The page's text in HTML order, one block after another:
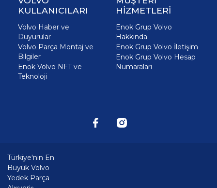
KULLANICILARI
Volvo Haber ve
Duyurular
Volvo Parça Montaj ve
Bilgiler
Enok Volvo NFT ve
Teknoloji
HİZMETLERİ
Enok Grup Volvo
Hakkında
Enok Grup Volvo İletişim
Enok Grup Volvo Hesap
Numaraları
Türkiye'nin En
Büyük Volvo
Yedek Parça